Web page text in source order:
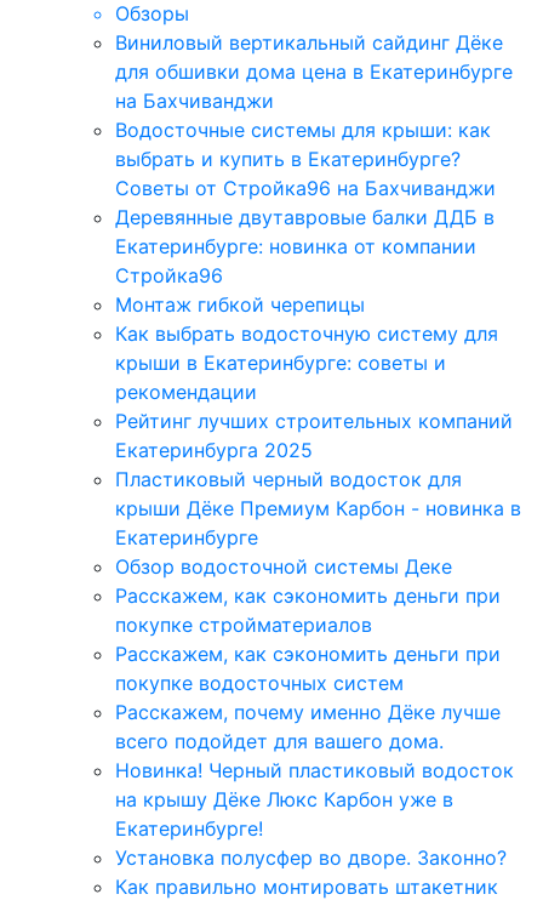
Обзоры
Виниловый вертикальный сайдинг Дёке
для обшивки дома цена в Екатеринбурге
на Бахчиванджи
Водосточные системы для крыши: как
выбрать и купить в Екатеринбурге?
Советы от Стройка96 на Бахчиванджи
Деревянные двутавровые балки ДДБ в
Екатеринбурге: новинка от компании
Стройка96
Монтаж гибкой черепицы
Как выбрать водосточную систему для
крыши в Екатеринбурге: советы и
рекомендации
Рейтинг лучших строительных компаний
Екатеринбурга 2025
Пластиковый черный водосток для
крыши Дёке Премиум Карбон - новинка в
Екатеринбурге
Обзор водосточной системы Деке
Расскажем, как сэкономить деньги при
покупке стройматериалов
Расскажем, как сэкономить деньги при
покупке водосточных систем
Расскажем, почему именно Дёке лучше
всего подойдет для вашего дома.
Новинка! Черный пластиковый водосток
на крышу Дёке Люкс Карбон уже в
Екатеринбурге!
Установка полусфер во дворе. Законно?
Как правильно монтировать штакетник